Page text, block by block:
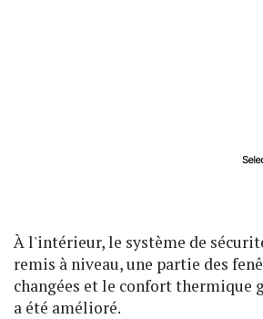
À l'intérieur, le système de
remis à niveau, une partie des
changées et le confort thermique
a été amélioré.